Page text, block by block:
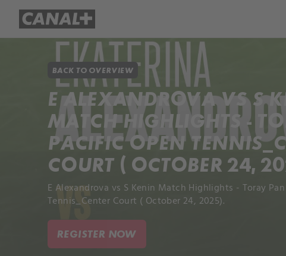
BACK TO OVERVIEW
E ALEXANDROVA VS S
MATCH HIGHLIGHTS -
PACIFIC OPEN
COURT ( OCTOBER 24,
E Alexandrova vs S Kenin Match Highlights - Toray
Tennis_Center Court ( October 24, 2025).
REGISTER NOW